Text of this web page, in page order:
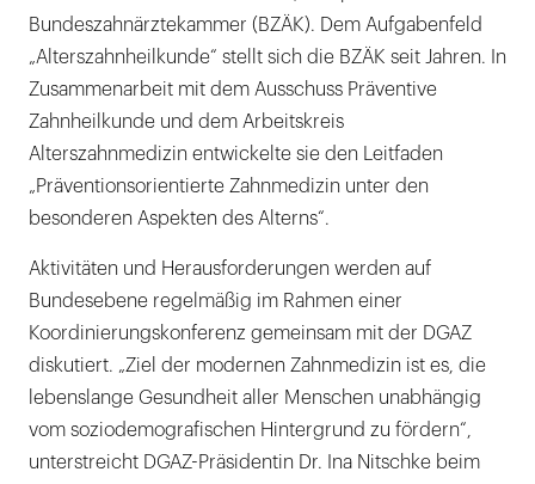
Bundeszahnärztekammer (BZÄK). Dem Aufgabenfeld
„Alterszahnheilkunde“ stellt sich die BZÄK seit Jahren. In
Zusammenarbeit mit dem Ausschuss Präventive
Zahnheilkunde und dem Arbeitskreis
Alterszahnmedizin entwickelte sie den Leitfaden
„Präventionsorientierte Zahnmedizin unter den
besonderen Aspekten des Alterns“.
Aktivitäten und Herausforderungen werden auf
Bundesebene regelmäßig im Rahmen einer
Koordinierungskonferenz gemeinsam mit der DGAZ
diskutiert. „Ziel der modernen Zahnmedizin ist es, die
lebenslange Gesundheit aller Menschen unabhängig
vom soziodemografischen Hintergrund zu fördern“,
unterstreicht DGAZ-Präsidentin Dr. Ina Nitschke beim